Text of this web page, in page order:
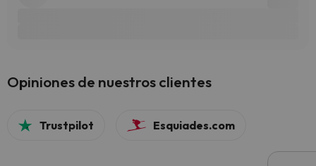
Opiniones de nuestros clientes
Trustpilot Esquiades.com